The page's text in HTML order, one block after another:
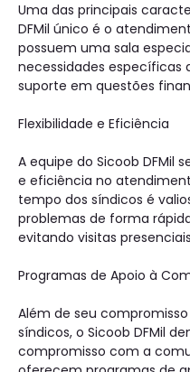
Uma das principais
DFMil único é o
possuem uma sala
necessidades específicas
suporte em questões
Flexibilidade e Eficiência
A equipe do Sicoob DFMil
e eficiência no
tempo dos síndicos é
problemas de forma
evitando visitas
Programas de Apoio à
Além de seu
síndicos, o Sicoob DFMil
compromisso com a